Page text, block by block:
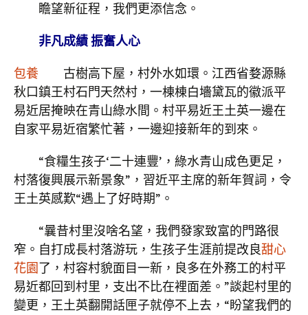
瞻望新征程，我們更添信念。
非凡成績 振奮人心
包養 古樹高下屋，村外水如環。江西省婺源縣
秋口鎮王村石門天然村，一棟棟白墻黛瓦的徽派平
易近居掩映在青山綠水間。村平易近王土英一邊在
自家平易近宿繁忙著，一邊迎接新年的到來。
“食糧生孩子‘二十連豐’，綠水青山成色更足，
村落復興展示新景象”，習近平主席的新年賀詞，令
王土英感歎“遇上了好時期”。
“曩昔村里沒啥名望，我們發家致富的門路很
窄。自打成長村落游玩，生孩子生涯前提改良甜心
花園了，村容村貌面目一新，良多在外務工的村平
易近都回到村里，支出不比在裡面差。”談起村里的
變更，王土英翻開話匣子就停不上去，“盼望我們的